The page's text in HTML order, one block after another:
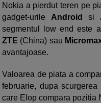
Nokia a pierdut teren pe
gadget-urile Android si
segmentul low end este
ZTE (China) sau
avantajoase.
Valoarea de piata a
februarie, dupa
care Elop compara pozitia